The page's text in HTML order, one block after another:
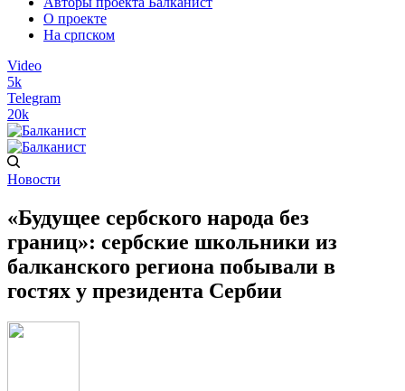
О проекте
На српском
Video
5k
Telegram
20k
Новости
«Будущее сербского народа без
границ»: сербские школьники из
балканского региона побывали в
гостях у президента Сербии